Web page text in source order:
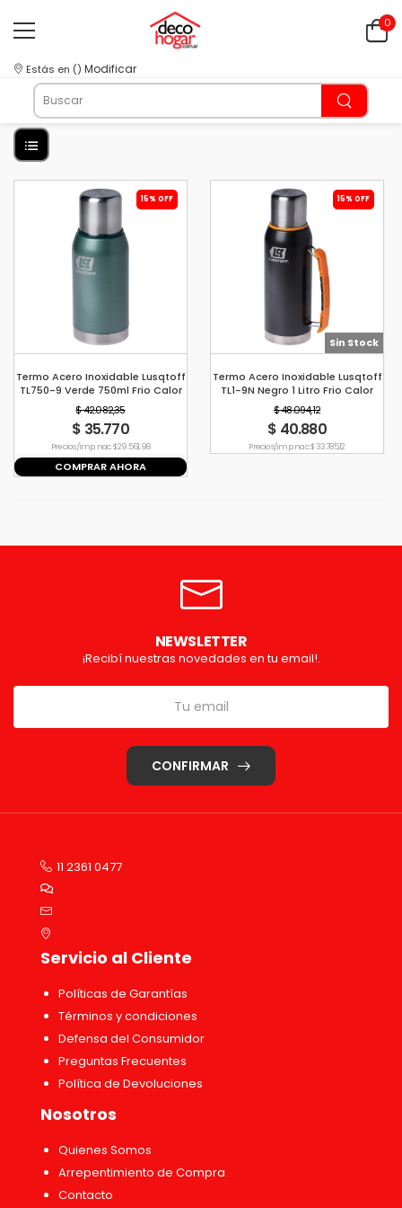
0
Estás en () Modificar
15% OFF
Termo Acero Inoxidable Lusqtoff
TL750-9 Verde 750ml Frio Calor
20hs
$ 42.082,35
$ 35.770
Precio s/imp. nac. $ 29.561,98
COMPRAR AHORA
15% OFF
Sin Stock
Termo Acero Inoxidable Lusqtoff
TL1-9N Negro 1 Litro Frio Calor
20hs
$ 48.094,12
$ 40.880
Precio s/imp. nac. $ 33.785,12
NEWSLETTER
¡Recibí nuestras novedades en tu email!.
CONFIRMAR
11 2361 0477
Servicio al Cliente
Políticas de Garantías
Términos y condiciones
Defensa del Consumidor
Preguntas Frecuentes
Política de Devoluciones
Nosotros
Quienes Somos
Arrepentimiento de Compra
Contacto